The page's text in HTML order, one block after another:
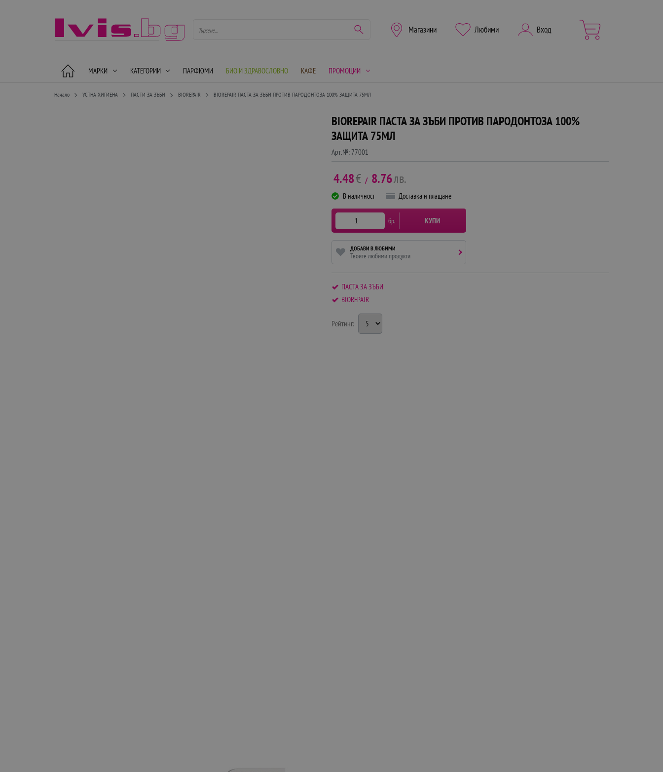
Магазини Любими Вход
КАТЕГОРИИ ПАРФЮМИ БИО И ЗДРАВОСЛОВНО КАФЕ ПРОМОЦИИ
МАРКИ
Начало УСТНА ХИГИЕНА ПАСТИ ЗА ЗЪБИ BIOREPAIR BIOREPAIR ПАСТА ЗА ЗЪБИ ПРОТИВ ПАРОДОНТОЗА 100% ЗАЩИТА 75МЛ
BIOREPAIR ПАСТА ЗА ЗЪБИ ПРОТИВ ПАРОДОНТОЗА 100%
ЗАЩИТА 75МЛ
Арт.№: 77001
4.48€ / 8.76лв.
В наличност Доставка и плащане
бр. КУПИ
ДОБАВИ В ЛЮБИМИ
Твоите любими продукти
ПАСТА ЗА ЗЪБИ
BIOREPAIR
Рейтинг: